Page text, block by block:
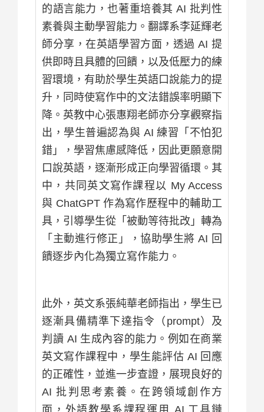
的語言能力，也著重培養其 AI 批判性
素養與主動學習能力。翻譯系李延輝老
師分享，在英語學習方面，透過 AI 提
供即時且具體的回饋，以及低壓力的練
習環境，有助於學生英語口說能力的提
升，同時使寫作中的文法錯誤率明顯下
降。英教中心張惠翔老師亦分享觀察指
出，學生普遍認為與 AI 練習「不怕犯
錯」，學習焦慮感降低，因此更願意開
口說英語，逐漸形成正向學習循環。其
中，共同英文寫作課程以 My Access
與 ChatGPT 作為寫作歷程中的輔助工
具，引導學生從「被動等待批改」轉為
「主動進行修正」，協助學生將 AI 回
饋逐步內化為獨立寫作能力。
此外，英文系張純華老師指出，學生已
逐漸具備精準下達指令（prompt）及
判讀 AI 生成內容的能力。例如在商業
英文寫作課程中，學生能評估 AI 回應
的正確性，並進一步查證，展現良好的
AI 批判思考素養。在跨領域創作方